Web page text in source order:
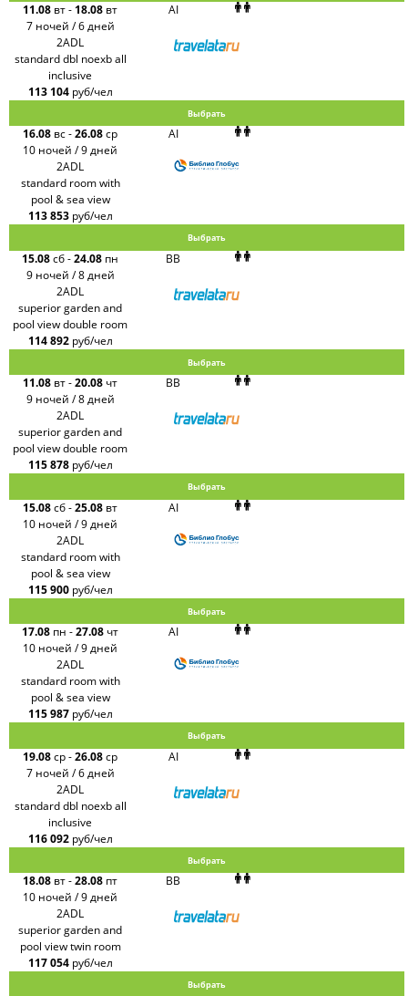
11.08 вт- 18.08 вт
7 ночей / 6 дней
AI
2ADL
standard dbl noexb all
inclusive
113 104 руб/чел
Выбрать
16.08 вс-26.08ср
10 ночей / 9 дней
AI
2ADL
standard room with
pool & sea view
113 853 руб/чел
Выбрать
15.08сб-24.08 пн
9 ночей / 8 дней
BB
2ADL
superior garden and
pool view double room
114 892 руб/чел
Выбрать
11.08 вт-20.08 чт
9 ночей / 8 дней
BB
2ADL
superior garden and
pool view double room
115 878 руб/чел
Выбрать
15.08сб-25.08 вт
10 ночей / 9 дней
AI
2ADL
standard room with
pool & sea view
115 900 руб/чел
Выбрать
17.08 пн -27.08 чт
10 ночей / 9 дней
AI
2ADL
standard room with
pool & sea view
115 987 руб/чел
Выбрать
19.08ср-26.08ср
7 ночей / 6 дней
AI
2ADL
standard dbl noexb all
inclusive
116 092 руб/чел
Выбрать
18.08 вт-28.08 пт
10 ночей / 9 дней
BB
2ADL
superior garden and
pool view twin room
117 054 руб/чел
Выбрать